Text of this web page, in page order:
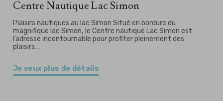
Centre Nautique Lac Simon
Plaisirs nautiques au lac Simon Situé en bordure du
magnifique lac Simon, le Centre nautique Lac Simon est
l’adresse incontournable pour profiter pleinement des
plaisirs…
Je veux plus de détails